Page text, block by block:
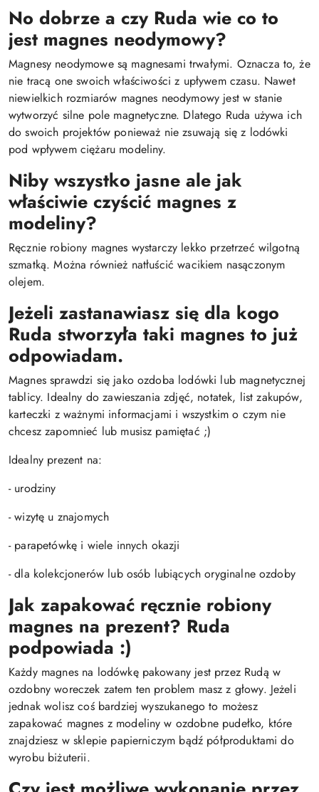
No dobrze a czy Ruda wie co to
jest magnes neodymowy?
Magnesy neodymowe są magnesami trwałymi. Oznacza to, że
nie tracą one swoich właściwości z upływem czasu. Nawet
niewielkich rozmiarów magnes neodymowy jest w stanie
wytworzyć silne pole magnetyczne. Dlatego Ruda używa ich
do swoich projektów ponieważ nie zsuwają się z lodówki
pod wpływem ciężaru modeliny.
Niby wszystko jasne ale jak
właściwie czyścić magnes z
modeliny?
Ręcznie robiony magnes wystarczy lekko przetrzeć wilgotną
szmatką. Można również natłuścić wacikiem nasączonym
olejem.
Jeżeli zastanawiasz się dla kogo
Ruda stworzyła taki magnes to już
odpowiadam.
Magnes sprawdzi się jako ozdoba lodówki lub magnetycznej
tablicy. Idealny do zawieszania zdjęć, notatek, list zakupów,
karteczki z ważnymi informacjami i wszystkim o czym nie
chcesz zapomnieć lub musisz pamiętać ;)
Idealny prezent na:
- urodziny
- wizytę u znajomych
- parapetówkę i wiele innych okazji
- dla kolekcjonerów lub osób lubiących oryginalne ozdoby
Jak zapakować ręcznie robiony
magnes na prezent? Ruda
podpowiada :)
Każdy magnes na lodówkę pakowany jest przez Rudą w
ozdobny woreczek zatem ten problem masz z głowy. Jeżeli
jednak wolisz coś bardziej wyszukanego to możesz
zapakować magnes z modeliny w ozdobne pudełko, które
znajdziesz w sklepie papierniczym bądź półproduktami do
wyrobu biżuterii.